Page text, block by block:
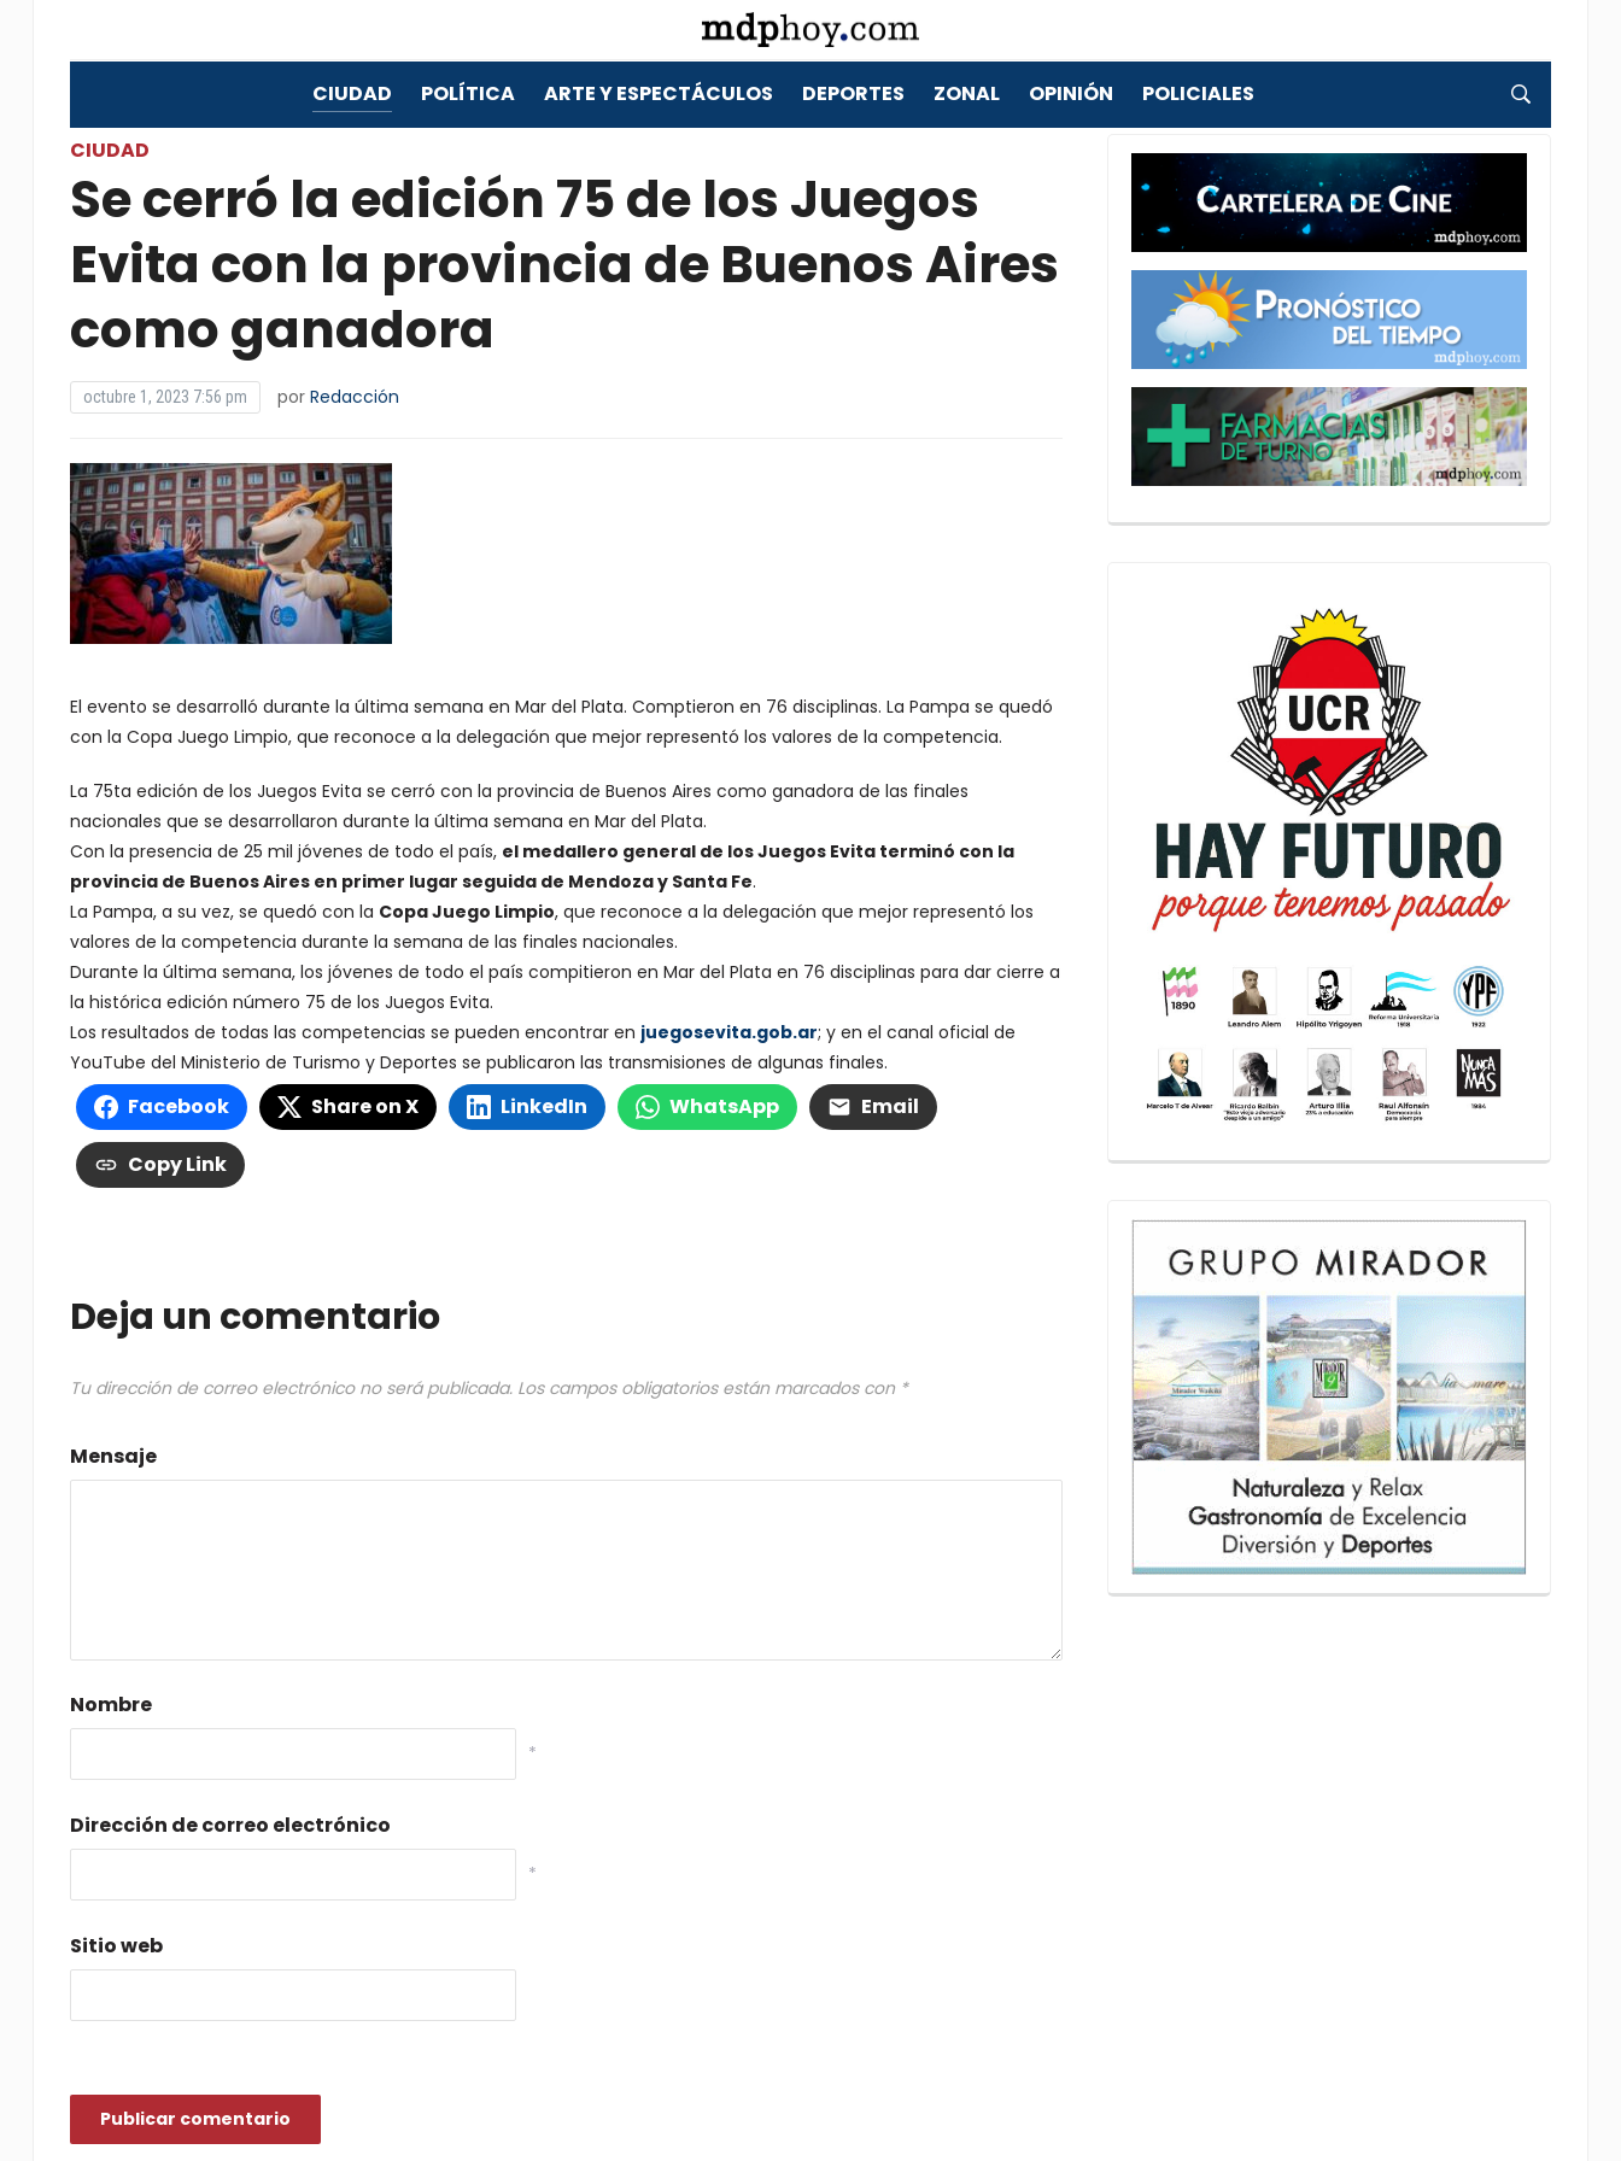
CIUDAD POLÍTICA ARTE Y ESPECTÁCULOS DEPORTES ZONAL OPINIÓN POLICIALES
CIUDAD
Se cerró la edición 75 de los Juegos
Evita con la provincia de Buenos Aires
como ganadora
octubre 1, 2023 7:56 pm por Redacción
El evento se desarrolló durante la última semana en Mar del Plata. Comptieron en 76 disciplinas. La Pampa se quedó
con la Copa Juego Limpio, que reconoce a la delegación que mejor representó los valores de la competencia.
La 75ta edición de los Juegos Evita se cerró con la provincia de Buenos Aires como ganadora de las finales
nacionales que se desarrollaron durante la última semana en Mar del Plata.
Con la presencia de 25 mil jóvenes de todo el país, el medallero general de los Juegos Evita terminó con la
provincia de Buenos Aires en primer lugar seguida de Mendoza y Santa Fe.
La Pampa, a su vez, se quedó con la Copa Juego Limpio, que reconoce a la delegación que mejor representó los
valores de la competencia durante la semana de las finales nacionales.
Durante la última semana, los jóvenes de todo el país compitieron en Mar del Plata en 76 disciplinas para dar cierre a
la histórica edición número 75 de los Juegos Evita.
Los resultados de todas las competencias se pueden encontrar en juegosevita.gob.ar; y en el canal oficial de
YouTube del Ministerio de Turismo y Deportes se publicaron las transmisiones de algunas finales.
Facebook Share on X LinkedIn WhatsApp Email
Copy Link
Deja un comentario
Tu dirección de correo electrónico no será publicada. Los campos obligatorios están marcados con *
Mensaje
Nombre
*
Dirección de correo electrónico
*
Sitio web